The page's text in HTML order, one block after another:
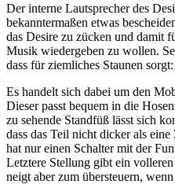
Der interne Lautsprecher des
bekanntermaßen etwas
das Desire zu zücken und damit
Musik wiedergeben zu wollen.
dass für ziemliches Staunen sorgt:
Es handelt sich dabei um den
Dieser passt bequem in die
zu sehende Standfüß lässt sich
dass das Teil nicht dicker als
hat nur einen Schalter mit der
Letztere Stellung gibt ein
neigt aber zum übersteuern,